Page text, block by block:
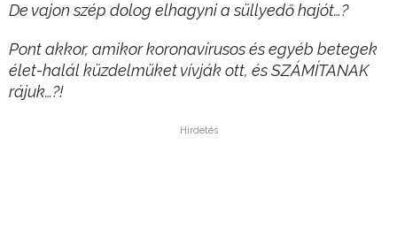
De vajon szép dolog elhagyni a süllyedő hajót…?
Pont akkor, amikor koronavírusos és egyéb betegek
élet-halál küzdelmüket vívják ott, és SZÁMÍTANAK
rájuk…?!
Hirdetés